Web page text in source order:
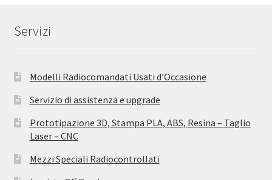
Servizi
Modelli Radiocomandati Usati d’Occasione
Servizio di assistenza e upgrade
Prototipazione 3D, Stampa PLA, ABS, Resina – Taglio
Laser – CNC
Mezzi Speciali Radiocontrollati